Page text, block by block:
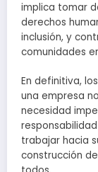
implica tomar
derechos
inclusión, y
comunidades
En definitiva, los
una empresa
necesidad
trabajar hacia
construcción